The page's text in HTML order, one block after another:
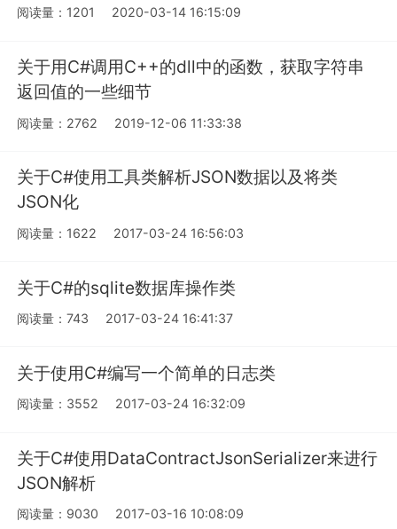
阅读量：1201 2020-03-14 16:15:09
关于用C#调用C++的dll中的函数，获取字符串
返回值的一些细节
阅读量：2762 2019-12-06 11:33:38
关于C#使用工具类解析JSON数据以及将类
JSON化
阅读量：1622 2017-03-24 16:56:03
关于C#的sqlite数据库操作类
阅读量：743 2017-03-24 16:41:37
关于使用C#编写一个简单的日志类
阅读量：3552 2017-03-24 16:32:09
关于C#使用DataContractJsonSerializer来进行
JSON解析
阅读量：9030 2017-03-16 10:08:09